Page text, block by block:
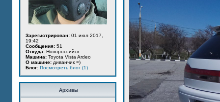
Зарегистрирован: 01 июл 2017,
19:42
Сообщения: 51
Откуда: Новороссийск
Машина: Toyota Vista Ardeo
О машине: диванчик =)
Блог: Посмотреть блог (1)
Архивы